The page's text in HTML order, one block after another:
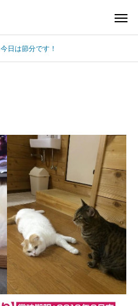
今日は節分です！